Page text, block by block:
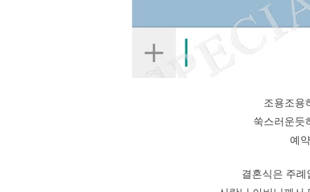
조용조용
쑥스러운듯
예
결혼식은 주